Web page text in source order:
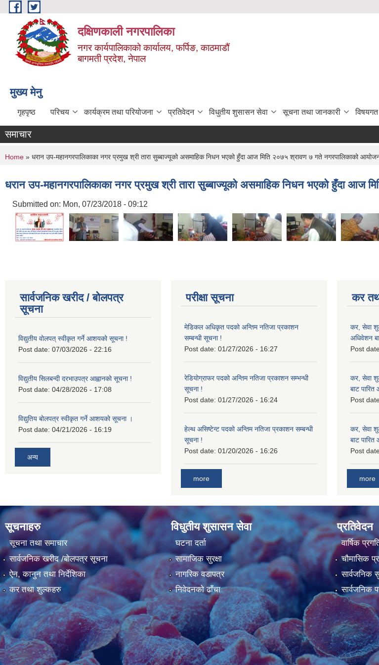
Skip to main content
दक्षिणकाली नगरपालिका
नगर कार्यपालिकाको कार्यालय, फर्पिङ, काठमाडौं
बागमती प्रदेश, नेपाल
मुख्य मेनु
गृहपृष्ठ परिचय कार्यक्रम तथा परियोजना प्रतिवेदन विधुतीय शुसासन सेवा सूचना तथा जानकारी
समाचार
You are here
Home » धरान उप-महानगरपालिकाका नगर प्रमुख श्री तारा सुब्बाज्यूको असमाहिक निधन भएको हुँदा आज मिति २०७५ श्रावण ७ गते नगरपालिकाको
धरान उप-महानगरपालिकाका नगर प्रमुख श्री तारा सुब्बाज्यूको असमाहिक निधन भएको हुँदा आज
Submitted on: Mon, 07/23/2018 - 09:12
सार्वजनिक खरीद / बोलपत्र
सूचना
विद्युतीय वोलपत् स्वीकृत गर्ने आशयको सूचना !
Post date: 07/03/2026 - 22:16
विद्युतीय सिलबन्दी दरभाउपत्र आह्वानको सूचना !
Post date: 04/28/2026 - 17:08
विद्युतिय बोलपत्र स्वीकृत गर्ने आशयको सूचना ।
Post date: 04/21/2026 - 16:19
अन्य
परीक्षा सूचना
मेडिकल अधिकृत पदको अन्तिम नतिजा प्रकाशन
सम्बन्धी सूचना !
Post date: 01/27/2026 - 16:27
रेडियोग्राफर पदको अन्तिम नतिजा प्रकाशन सम्भन्धी
सूचना !
Post date: 01/27/2026 - 16:24
हेल्थ असिष्टेन्ट पदको अन्तिम नतिजा प्रकाशन सम्बन्धी
सूचना !
Post date: 01/20/2026 - 16:26
more
कर
कर, सेवा
अधिवेशन
Post
कर, सेवा
बाट
Post
कर, सेवा
बाट
Post
more
सूचनाहरु
सूचना तथा समाचार
सार्वजनिक खरीद /बोलपत्र सूचना
ऐन, कानुन तथा निर्देशिका
कर तथा शुल्कहरु
विधुतीय शुसासन सेवा
घटना दर्ता
सामाजिक सुरक्षा
नागरिक वडापत्र
निवेदनको ढाँचा
प्रतिवेदन
वार्षिक
चौमासिक
सार्वजनिक
सार्वजनिक